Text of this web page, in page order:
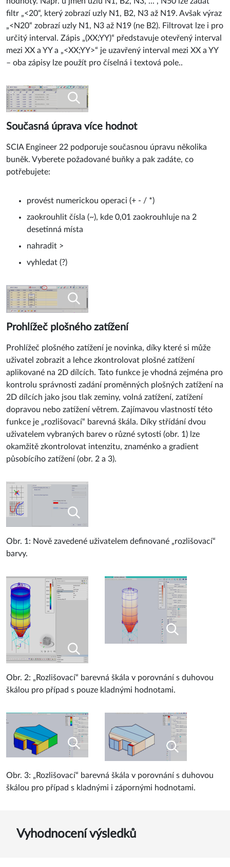
filtr „<20“, který zobrazí uzly N1, B2, N3 až N19. Avšak výraz
„<N20“ zobrazí uzly N1, N3 až N19 (ne B2). Filtrovat lze i pro
určitý interval. Zápis „(XX;YY)“ představuje otevřený interval
mezi XX a YY a „<XX;YY>“ je uzavřený interval mezi XX a YY
– oba zápisy lze použít pro číselná i textová pole..
Současná úprava více hodnot
SCIA Engineer 22 podporuje současnou úpravu několika
buněk. Vyberete požadované buňky a pak zadáte, co
potřebujete:
provést numerickou operaci (+ - / *)
zaokrouhlit čísla (~), kde 0,01 zaokrouhluje na 2
desetinná místa
nahradit >
vyhledat (?)
Prohlížeč plošného zatížení
Prohlížeč plošného zatížení je novinka, díky které si může
uživatel zobrazit a lehce zkontrolovat plošné zatížení
aplikované na 2D dílcích. Tato funkce je vhodná zejména pro
kontrolu správnosti zadání proměnných plošných zatížení na
2D dílcích jako jsou tlak zeminy, volná zatížení, zatížení
dopravou nebo zatížení větrem. Zajímavou vlastností této
funkce je „rozlišovací“ barevná škála. Díky střídání dvou
uživatelem vybraných barev o různé sytosti (obr. 1) lze
okamžitě zkontrolovat intenzitu, znaménko a gradient
působícího zatížení (obr. 2 a 3).
Obr. 1: Nově zavedené uživatelem definované „rozlišovací“
barvy.
Obr. 2: „Rozlišovací“ barevná škála v porovnání s duhovou
škálou pro případ s pouze kladnými hodnotami.
Obr. 3: „Rozlišovací“ barevná škála v porovnání s duhovou
škálou pro případ s kladnými i zápornými hodnotami.
Vyhodnocení výsledků